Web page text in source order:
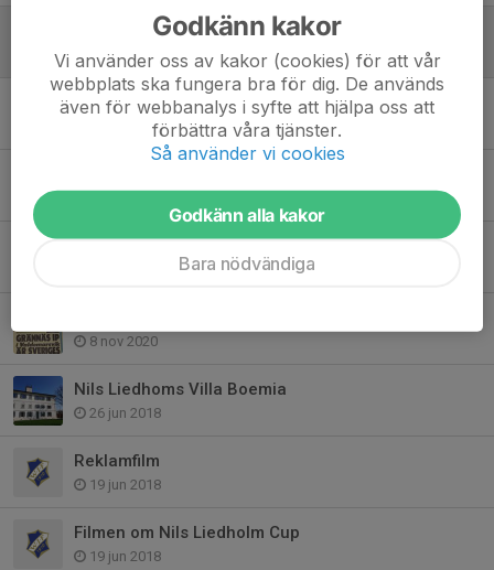
Anmälan 2025 öppen
17 aug 2024
Italienresa
20 apr 2023
Nils Liedholm 100 år
8 nov 2020
Nils Liedhoms Villa Boemia
26 jun 2018
Reklamfilm
19 jun 2018
Filmen om Nils Liedholm Cup
19 jun 2018
Godkänn kakor
Vi använder oss av kakor (cookies) för att vår
webbplats ska fungera bra för dig. De används
även för webbanalys i syfte att hjälpa oss att
förbättra våra tjänster.
Så använder vi cookies
Godkänn alla kakor
Bara nödvändiga